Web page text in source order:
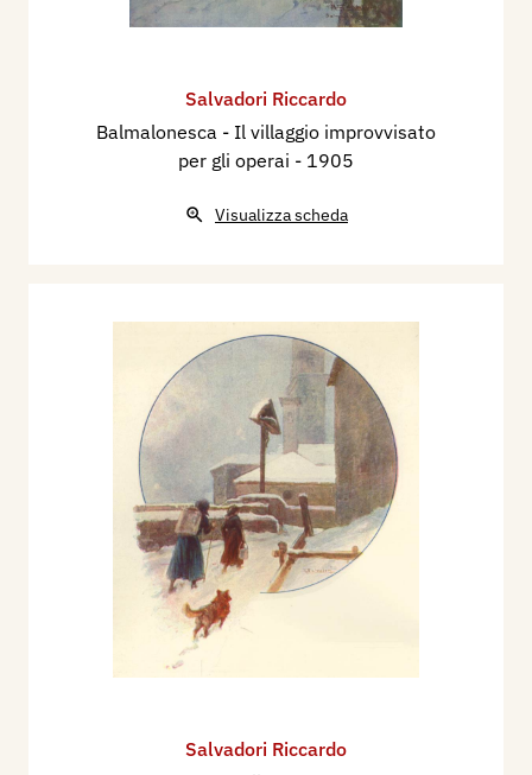
Salvadori Riccardo
Balmalonesca - Il villaggio improvvisato
per gli operai - 1905
Visualizza scheda
Salvadori Riccardo